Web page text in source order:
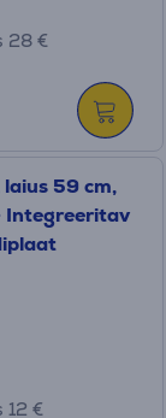
28 €
59 cm,
Integreeritav
12 €